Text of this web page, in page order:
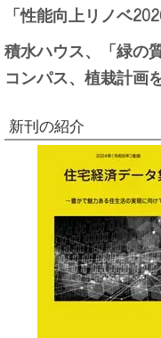
「性能向上リノベ
積水ハウス、「緑の
コンパス、植栽計画
新刊の紹介